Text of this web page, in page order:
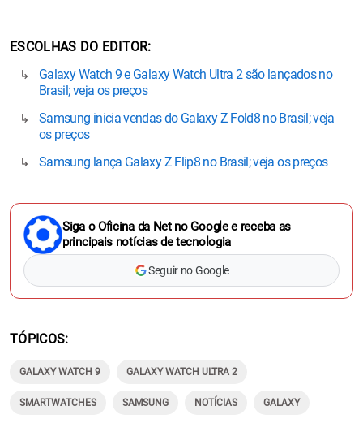
ESCOLHAS DO EDITOR
Galaxy Watch 9 e Galaxy Watch Ultra 2 são lançados no
Brasil; veja os preços
Samsung inicia vendas do Galaxy Z Fold8 no Brasil; veja
os preços
Samsung lança Galaxy Z Flip8 no Brasil; veja os preços
Siga o Oficina da Net no Google e receba as
principais notícias de tecnologia
Seguir no Google
TÓPICOS
GALAXY WATCH 9 GALAXY WATCH ULTRA 2
SMARTWATCHES SAMSUNG NOTÍCIAS GALAXY